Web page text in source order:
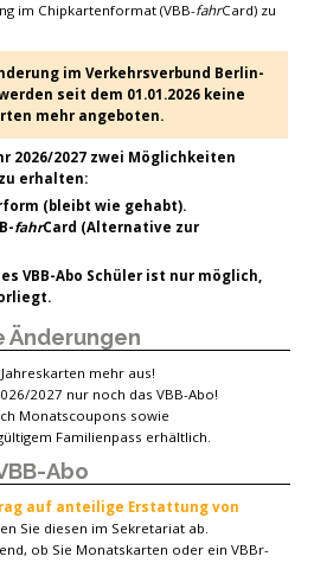
im Chipkartenformat (VBB-fahrCard) zu
im Verkehrsverbund Berlin-
seit dem 01.01.2026 keine
mehr angeboten.
2026/2027 zwei Möglichkeiten
erhalten:
(bleibt wie gehabt).
fahrCard (Alternative zur
VBB-Abo Schüler ist nur möglich,
Änderungen
mehr aus!
2027 nur noch das VBB-Abo!
Monatscoupons sowie
Familienpass erhältlich.
Abo
auf anteilige Erstattung von
Sie diesen im Sekretariat ab.
ob Sie Monatskarten oder ein VBBr-